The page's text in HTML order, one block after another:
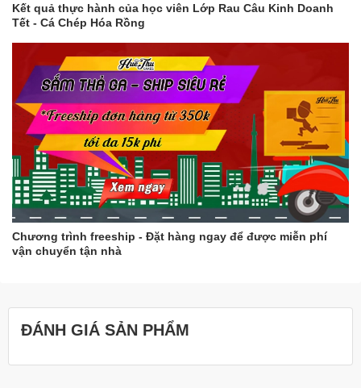
Kết quả thực hành của học viên Lớp Rau Câu Kinh Doanh
Tết - Cá Chép Hóa Rồng
Chương trình freeship - Đặt hàng ngay để được miễn phí
vận chuyển tận nhà
ĐÁNH GIÁ SẢN PHẨM